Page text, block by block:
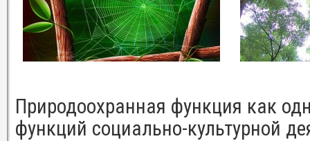
Природоохранная функция как
функций социально-культурной